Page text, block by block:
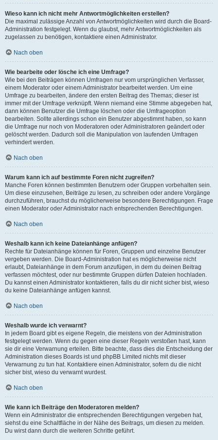
Wieso kann ich nicht mehr Antwortmöglichkeiten erstellen?
Die maximal zulässige Anzahl von Antwortmöglichkeiten wird durch die Board-
Administration festgelegt. Wenn du glaubst, mehr Antwortmöglichkeiten als
zugelassen zu benötigen, kontaktiere einen Administrator.
Nach oben
Wie bearbeite oder lösche ich eine Umfrage?
Wie bei den Beiträgen können Umfragen nur vom ursprünglichen Verfasser,
einem Moderator oder einem Administrator bearbeitet werden. Um eine
Umfrage zu bearbeiten, ändere den ersten Beitrag des Themas; dieser ist
immer mit der Umfrage verknüpft. Wenn niemand eine Stimme abgegeben hat,
dann können Benutzer die Umfrage löschen oder die Umfrageoption
bearbeiten. Sollte allerdings schon ein Benutzer abgestimmt haben, so kann
die Umfrage nur noch von Moderatoren oder Administratoren geändert oder
gelöscht werden. Dadurch soll die Manipulation von laufenden Umfragen
verhindert werden.
Nach oben
Warum kann ich auf bestimmte Foren nicht zugreifen?
Manche Foren können bestimmten Benutzern oder Gruppen vorbehalten sein.
Um diese einzusehen, Beiträge zu lesen, zu schreiben oder andere Vorgänge
durchzuführen, brauchst du möglicherweise besondere Berechtigungen. Frage
einen Moderator oder Administrator nach entsprechenden Berechtigungen.
Nach oben
Weshalb kann ich keine Dateianhänge anfügen?
Rechte für Dateianhänge können für Foren, Gruppen und einzelne Benutzer
vergeben werden. Die Board-Administration hat es möglicherweise nicht
erlaubt, Dateianhänge in dem Forum anzufügen, in dem du deinen Beitrag
verfassen möchtest, oder nur bestimmte Gruppen dürfen Dateien hochladen.
Du kannst einen Administrator kontaktieren, falls du dir nicht sicher bist, wieso
du keine Dateianhänge anfügen kannst.
Nach oben
Weshalb wurde ich verwarnt?
In jedem Board gibt es eigene Regeln, die meistens von der Administration
festgelegt werden. Wenn du gegen eine dieser Regeln verstoßen hast, kann
sie dir eine Verwarnung erteilen. Bitte beachte, dass dies die Entscheidung der
Administration dieses Boards ist und phpBB Limited nichts mit dieser
Verwarnung zu tun hat. Kontaktiere einen Administrator, sofern du die nicht
sicher bist, wieso du verwarnt wurdest.
Nach oben
Wie kann ich Beiträge den Moderatoren melden?
Wenn ein Administrator die entsprechenden Berechtigungen vergeben hat,
siehst du eine Schaltfläche in der Nähe des Beitrags, um diesen zu melden.
Du wirst dann durch die weiteren Schritte geführt.